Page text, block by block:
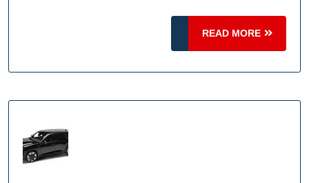
F1
Shop:
Exklusive
READ MORE
READ
MORE